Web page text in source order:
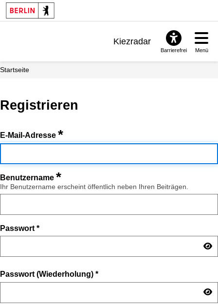
Kiezradar
Barrierefrei Menü
Startseite
Registrieren
E-Mail-Adresse *
Benutzername *
Ihr Benutzername erscheint öffentlich neben Ihren Beiträgen.
Passwort *
Passwort (Wiederholung) *